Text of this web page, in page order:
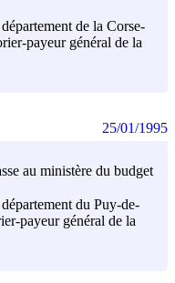
de la Corse-
payeur général de la
au ministère du budget
du Puy-de-
payeur général de la
25/01/1995